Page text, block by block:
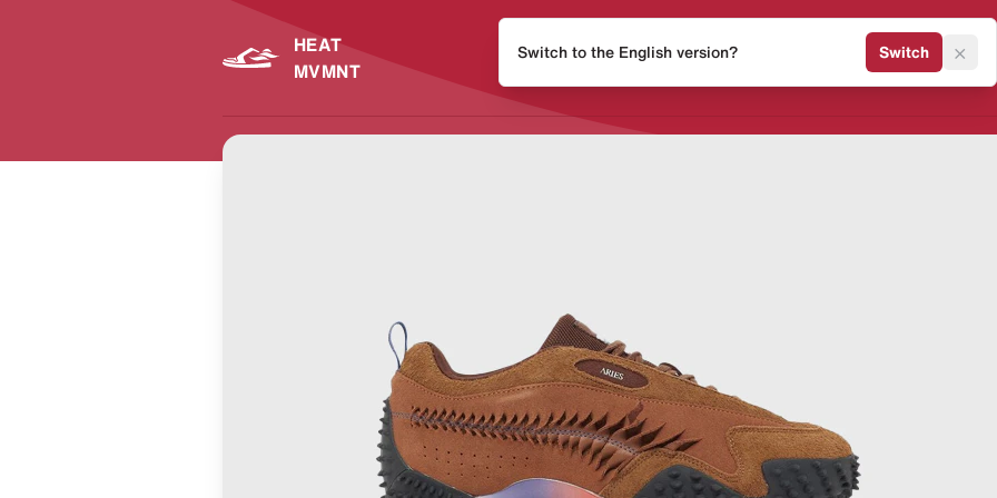
HEAT
MVMNT
Release Kalender Sneaker
Switch to the English version? Switch ×